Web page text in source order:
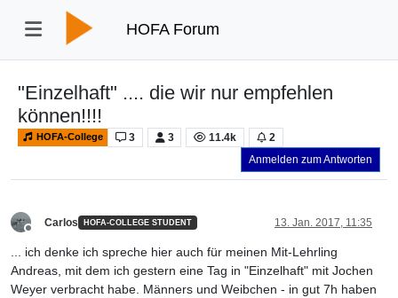
HOFA Forum
"Einzelhaft" .... die wir nur empfehlen
können!!!!​
HOFA-College 3 3 11.4k
2
Anmelden zum Antworten
Carlos HOFA-COLLEGE STUDENT 13. Jan. 2017, 11:35
... ich denke ich spreche hier auch für meinen Mit-Lehrling
Andreas, mit dem ich gestern eine Tag in "Einzelhaft" mit Jochen
Weyer verbracht habe. Männers und Weibchen - in gut 7h haben